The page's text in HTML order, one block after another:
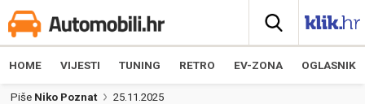
HOME VIJESTI TUNING RETRO EV-ZONA OGLASNIK
Piše Niko Poznat 25.11.2025